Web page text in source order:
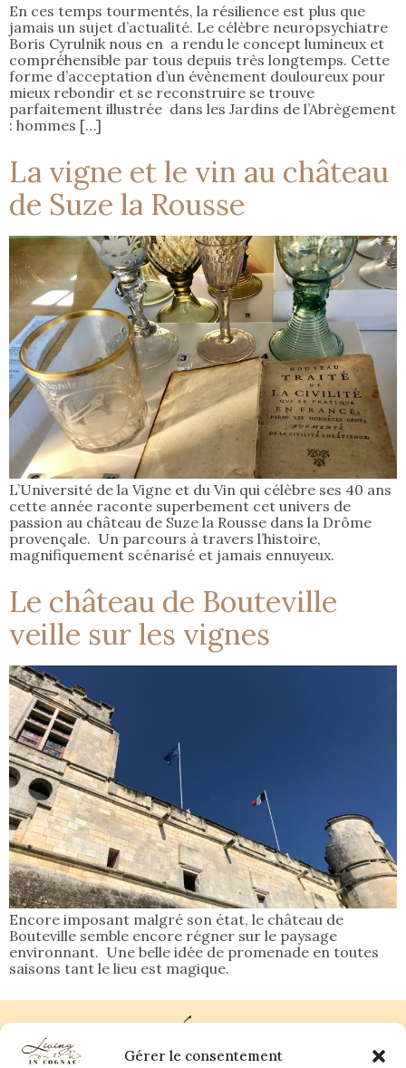
Gérer le consentement
En ces temps tourmentés, la résilience est plus que
jamais un sujet d’actualité. Le célèbre neuropsychiatre
Boris Cyrulnik nous en a rendu le concept lumineux et
compréhensible par tous depuis très longtemps. Cette
forme d’acceptation d’un évènement douloureux pour
mieux rebondir et se reconstruire se trouve
parfaitement illustrée dans les Jardins de l’Abrègement
: hommes […]
La vigne et le vin au château
de Suze la Rousse
L’Université de la Vigne et du Vin qui célèbre ses 40 ans
cette année raconte superbement cet univers de
passion au château de Suze la Rousse dans la Drôme
provençale. Un parcours à travers l’histoire,
magnifiquement scénarisé et jamais ennuyeux.
Le château de Bouteville
veille sur les vignes
Encore imposant malgré son état, le château de
Bouteville semble encore régner sur le paysage
environnant. Une belle idée de promenade en toutes
saisons tant le lieu est magique.